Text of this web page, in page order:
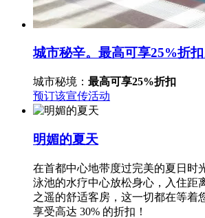
城市秘辛。最高可享25%折扣
城市秘境： 最高可享25%折扣
预订该宣传活动
明媚的夏天
在首都中心地带度过完美的夏日时
泳池的水疗中心放松身心，入住距
之遥的舒适客房，这一切都在等着
享受高达 30% 的折扣！